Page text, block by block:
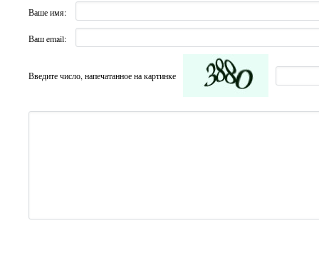
Ваше имя:
Ваш email:
Введите число, напечатанное на картинке